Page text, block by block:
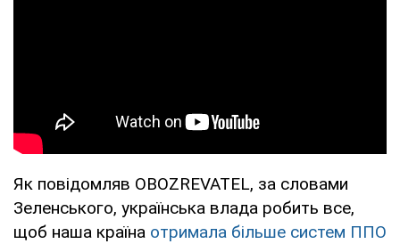
Як повідомляв OBOZREVATEL, за словами
Зеленського, українська влада робить все,
щоб наша країна отримала більше систем ППО